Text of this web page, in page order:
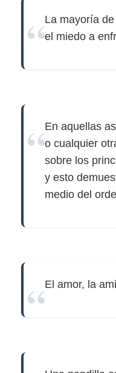
La mayoría
el miedo a
En aquellas
o cualquier
sobre los
y esto
medio del
El amor, la